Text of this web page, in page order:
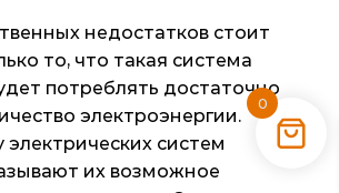
недостатков стоит
то, что такая система
потреблять достаточно
электроэнергии.
электрических систем
их возможное
0